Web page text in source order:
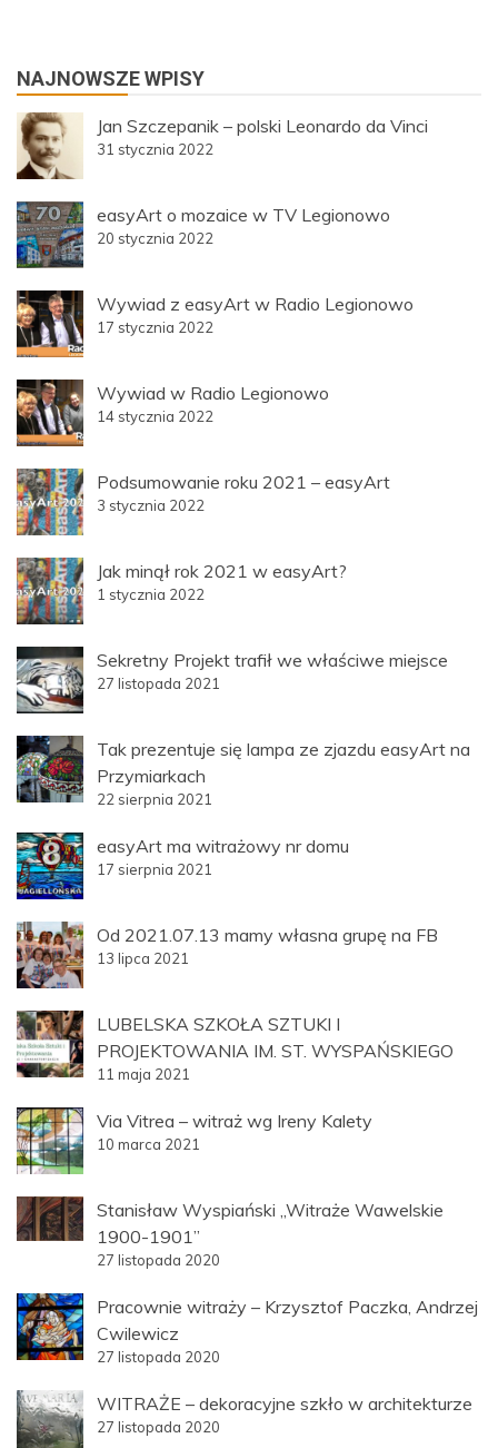
NAJNOWSZE WPISY
Jan Szczepanik – polski Leonardo da Vinci
31 stycznia 2022
easyArt o mozaice w TV Legionowo
20 stycznia 2022
Wywiad z easyArt w Radio Legionowo
17 stycznia 2022
Wywiad w Radio Legionowo
14 stycznia 2022
Podsumowanie roku 2021 – easyArt
3 stycznia 2022
Jak minął rok 2021 w easyArt?
1 stycznia 2022
Sekretny Projekt trafił we właściwe miejsce
27 listopada 2021
Tak prezentuje się lampa ze zjazdu easyArt na
Przymiarkach
22 sierpnia 2021
easyArt ma witrażowy nr domu
17 sierpnia 2021
Od 2021.07.13 mamy własna grupę na FB
13 lipca 2021
LUBELSKA SZKOŁA SZTUKI I
PROJEKTOWANIA IM. ST. WYSPAŃSKIEGO
11 maja 2021
Via Vitrea – witraż wg Ireny Kalety
10 marca 2021
Stanisław Wyspiański „Witraże Wawelskie
1900-1901”
27 listopada 2020
Pracownie witraży – Krzysztof Paczka, Andrzej
Cwilewicz
27 listopada 2020
WITRAŻE – dekoracyjne szkło w architekturze
27 listopada 2020